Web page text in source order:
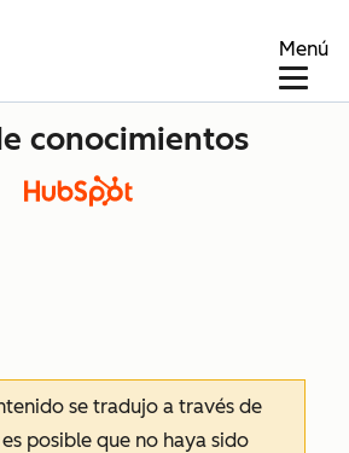
Menú
conocimientos
se tradujo a través de
posible que no haya sido